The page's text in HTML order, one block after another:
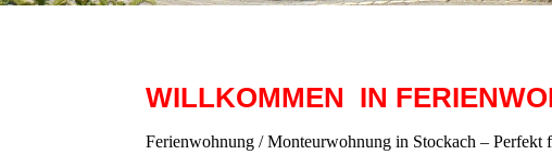
WILLKOMMEN IN
Ferienwohnung / Monteurwohnung in Stockach – Perfekt